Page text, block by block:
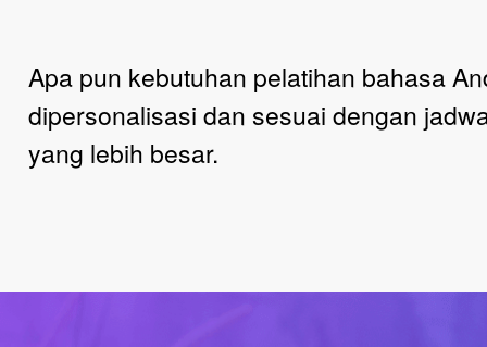
Apa pun kebutuhan pelatihan bahasa
dipersonalisasi dan sesuai dengan
yang lebih besar.